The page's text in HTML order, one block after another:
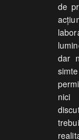
de
dar
nici